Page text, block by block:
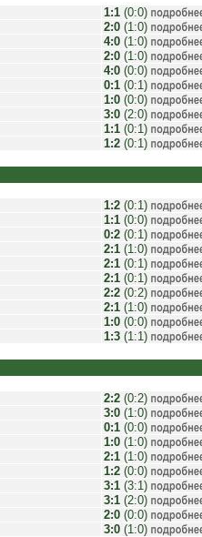
1:1 (0:0)
2:0 (1:0)
4:0 (1:0)
2:0 (1:0)
4:0 (0:0)
0:1 (0:1)
1:0 (0:0)
3:0 (2:0)
1:1 (0:1)
1:2 (0:1)
1:2 (0:1)
1:1 (0:0)
0:2 (0:1)
2:1 (1:0)
2:1 (0:1)
2:1 (0:1)
2:2 (0:2)
2:1 (1:0)
1:0 (0:0)
1:3 (1:1)
2:2 (0:2)
3:0 (1:0)
0:1 (0:0)
1:0 (1:0)
2:1 (1:0)
1:2 (0:0)
3:1 (3:1)
3:1 (2:0)
2:0 (0:0)
3:0 (1:0)